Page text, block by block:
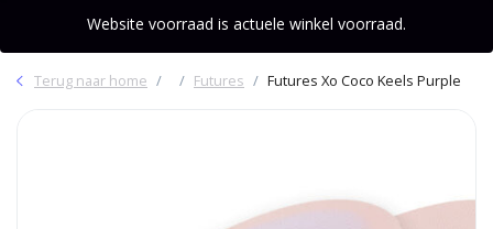
Website voorraad is actuele winkel voorraad.
Terug naar home Futures Futures Xo Coco Keels Purple